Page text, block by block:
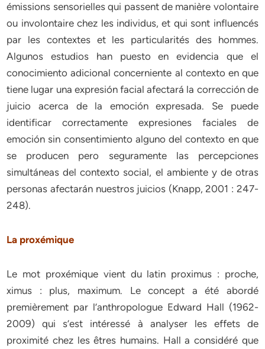
La proxémique
Le mot proxémique vient du latin proximus : proche,
ximus : plus, maximum. Le concept a été abordé
premièrement par l’anthropologue Edward Hall (1962-
2009) qui s’est intéressé à analyser les effets de
proximité chez les êtres humains. Hall a considéré que